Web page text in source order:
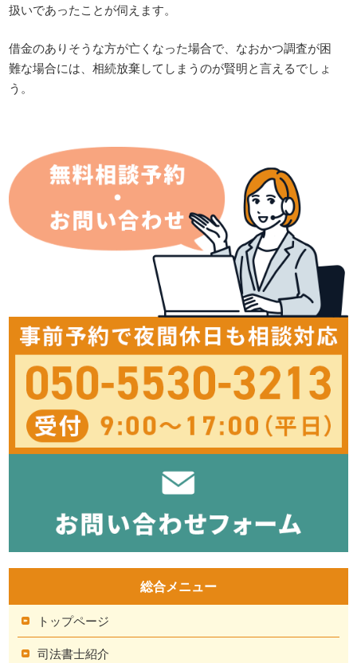
扱いであったことが伺えます。
借金のありそうな方が亡くなった場合で、なおかつ調査が困
難な場合には、相続放棄してしまうのが賢明と言えるでしょ
う。
総合メニュー
トップページ
司法書士紹介